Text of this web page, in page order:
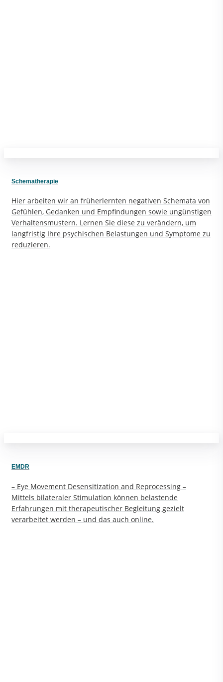
Schematherapie
Hier arbeiten wir an früherlernten negativen Schemata von
Gefühlen, Gedanken und Empfindungen sowie ungünstigen
Verhaltensmustern. Lernen Sie diese zu verändern, um
langfristig Ihre psychischen Belastungen und Symptome zu
reduzieren.
EMDR
– Eye Movement Desensitization and Reprocessing –
Mittels bilateraler Stimulation können belastende
Erfahrungen mit therapeutischer Begleitung gezielt
verarbeitet werden – und das auch online.